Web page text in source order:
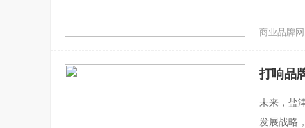
商业品牌
打响品
未来，盐
发展战略